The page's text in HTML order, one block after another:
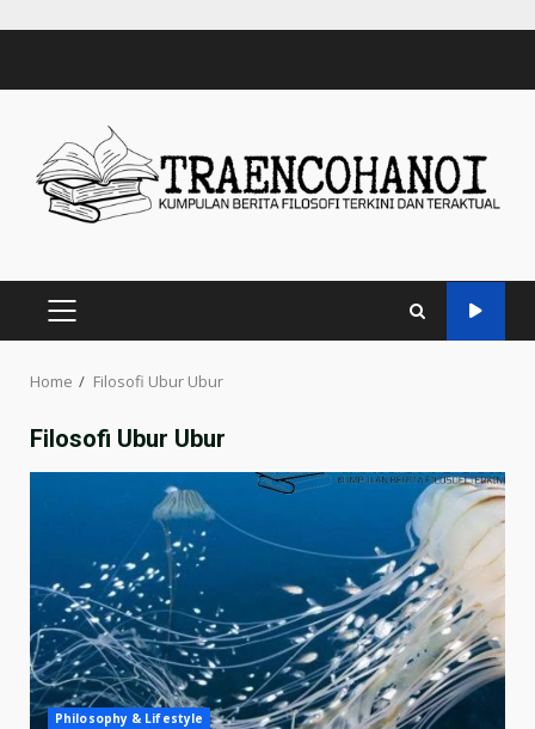
PRIMARY
Home Filosofi Ubur Ubur
Filosofi Ubur Ubur
Philosophy & Lifestyle